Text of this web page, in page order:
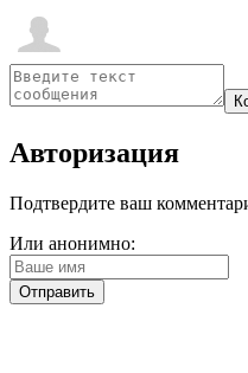
Авторизация
Подтвердите ваш
Или анонимно: